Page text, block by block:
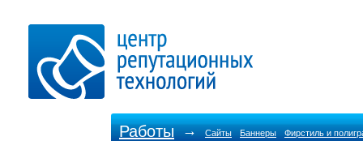
Работы → Сайты Баннеры Фирстиль и